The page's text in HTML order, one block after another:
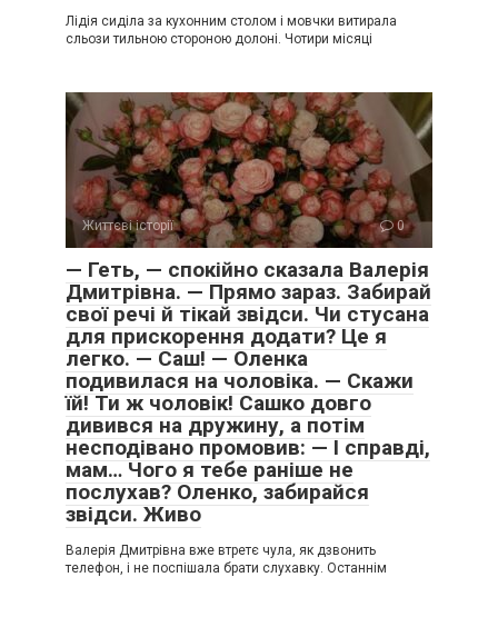
Лідія сиділа за кухонним столом і мовчки витирала
сльози тильною стороною долоні. Чотири місяці
Життєві історії 0
— Геть, — спокійно сказала Валерія
Дмитрівна. — Прямо зараз. Забирай
свої речі й тікай звідси. Чи стусана
для прискорення додати? Це я
легко. — Саш! — Оленка
подивилася на чоловіка. — Скажи
їй! Ти ж чоловік! Сашко довго
дивився на дружину, а потім
несподівано промовив: — І справді,
мам… Чого я тебе раніше не
послухав? Оленко, забирайся
звідси. Живо
Валерія Дмитрівна вже втретє чула, як дзвонить
телефон, і не поспішала брати слухавку. Останнім